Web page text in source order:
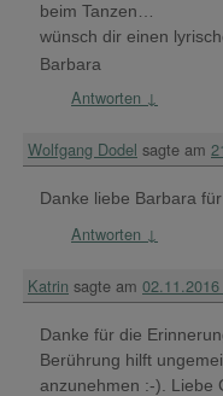
beim Tanzen…
wünsch dir einen
Barbara
Antworten ↓
Wolfgang Dodel sagte am
Danke liebe Barbara
Antworten ↓
Katrin sagte am
Danke für die
Berührung hilft
anzunehmen :-). Liebe